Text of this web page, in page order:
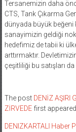
Tersanemizin daha
CTS, Tank Çıkarma
dünyada büyük beğeni
sanayimizin geldiği
hedefimiz de tabii ki
arttırmaktır.
çeşitliliği bu satışları
The post DENİZ AŞIRI
ZİRVEDEfirst
DENIZKARTALI Haber